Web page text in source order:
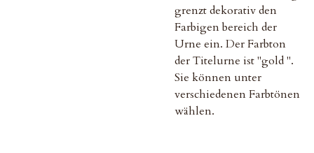
grenzt dekorativ den
Farbigen bereich der
Urne ein. Der Farbton
der Titelurne ist "gold ".
Sie können unter
verschiedenen Farbtönen
wählen.